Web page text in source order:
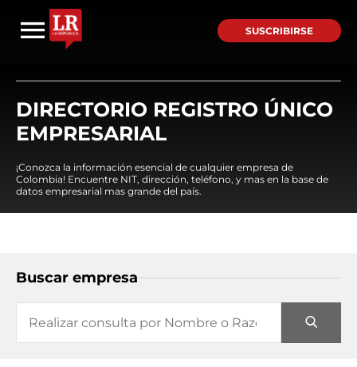
SUSCRIBIRSE
DIRECTORIO REGISTRO ÚNICO
EMPRESARIAL
¡Conozca la información esencial de cualquier empresa de
Colombia! Encuentre NIT, dirección, teléfono, y mas en la base de
datos empresarial mas grande del país.
Buscar empresa